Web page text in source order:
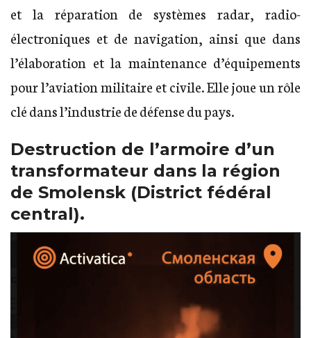
et la réparation de systèmes radar, radio-
électroniques et de navigation, ainsi que dans
l’élaboration et la maintenance d’équipements
pour l’aviation militaire et civile. Elle joue un rôle
clé dans l’industrie de défense du pays.
Destruction de l’armoire d’un
transformateur dans la région
de Smolensk (District fédéral
central).